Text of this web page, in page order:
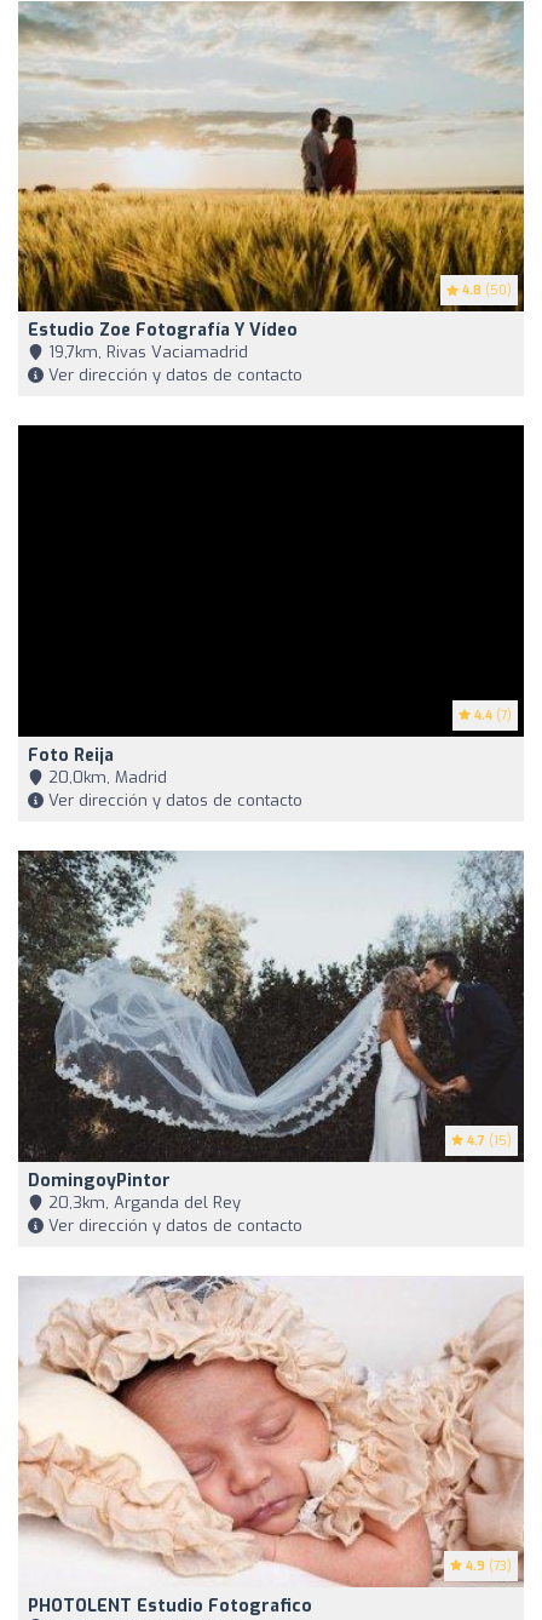
4.8 (50)
Estudio Zoe Fotografía Y Vídeo
19,7km, Rivas Vaciamadrid
Ver dirección y datos de contacto
4.4 (7)
Foto Reija
20,0km, Madrid
Ver dirección y datos de contacto
4.7 (15)
DomingoyPintor
20,3km, Arganda del Rey
Ver dirección y datos de contacto
4.9 (73)
PHOTOLENT Estudio Fotografico